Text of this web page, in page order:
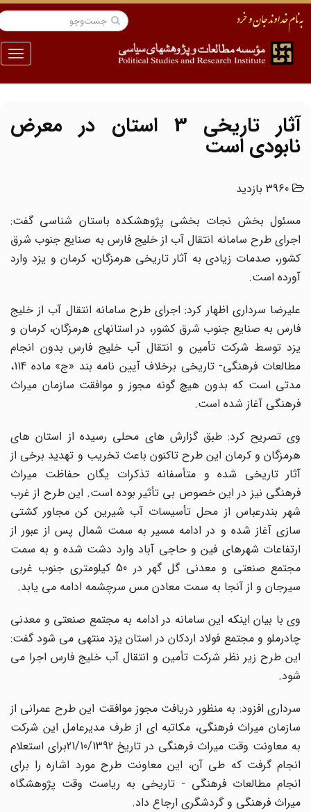
منو
آثار تاریخی 3 استان در معرض
نابودی است
3960 بازدید
مسئول بخش نجات بخشی پژوهشکده باستان شناسی گفت:
اجرای طرح سامانه انتقال آب از خلیج فارس به صنایع جنوب شرق
کشور، صدمات زیادی به آثار تاریخی هرمزگان، کرمان و یزد وارد
آورده است.
علیرضا سرداری اظهار کرد: اجرای طرح سامانه انتقال آب از خلیج
فارس به صنایع جنوب شرق کشور، در استانهای هرمزگان، کرمان و
یزد توسط شرکت تأمین و انتقال آب خلیج فارس بدون انجام
مطالعات فرهنگی- تاریخی برخلاف آیین نامه بند «ج» ماده 114،
مدتی است که بدون هیچ گونه مجوز و موافقت سازمان میراث
فرهنگی آغاز شده است.
وی تصریح کرد: طبق گزارش های محلی رسیده از استان های
هرمزگان و کرمان این طرح تاکنون باعث تخریب و تهدید برخی از
آثار تاریخی شده و متأسفانه تذکرات یگان حفاظت میراث
فرهنگی نیز در این خصوص بی تأثیر بوده است. این طرح از غرب
شهر بندرعباس از محل تأسیسات آب شیرین کن مجاور کشتی
سازی آغاز شده و در ادامه مسیر به سمت شمال پس از عبور از
ارتفاعات شهرهای فین و حاجی آباد وارد دشت شده و به سمت
مجتمع صنعتی و معدنی گل گهر در 50 کیلومتری جنوب غربی
سیرجان و از آنجا به سمت معادن مس سرچشمه ادامه می یابد.
وی با بیان اینکه این سامانه در ادامه به مجتمع صنعتی و معدنی
چادرملو و مجتمع فولاد اردکان در استان یزد منتهی می شود گفت:
این طرح زیر نظر شرکت تأمین و انتقال آب خلیج فارس اجرا می
شود.
سرداری افزود: به منظور دریافت مجوز موافقت این طرح عمرانی از
سازمان میراث فرهنگی، مکاتبه ای از طرف مدیرعامل این شرکت
به معاونت وقت میراث فرهنگی در تاریخ 21/10/1392برای استعلام
انجام گرفت که طی آن، این معاونت طرح مورد اشاره را برای
انجام مطالعات فرهنگی - تاریخی به ریاست وقت پژوهشگاه
میراث فرهنگی و گردشگری ارجاع داد.